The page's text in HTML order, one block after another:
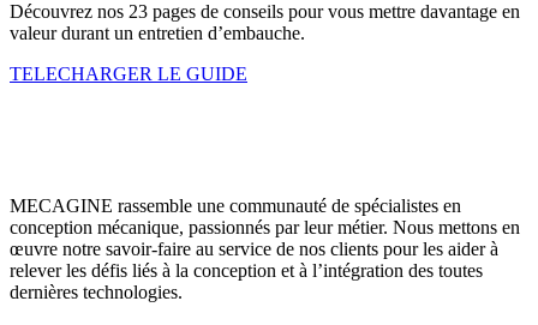
Découvrez nos 23 pages de conseils pour vous mettre davantage en
valeur durant un entretien d’embauche.
TELECHARGER LE GUIDE
MECAGINE rassemble une communauté de spécialistes en
conception mécanique, passionnés par leur métier. Nous mettons en
œuvre notre savoir-faire au service de nos clients pour les aider à
relever les défis liés à la conception et à l’intégration des toutes
dernières technologies.